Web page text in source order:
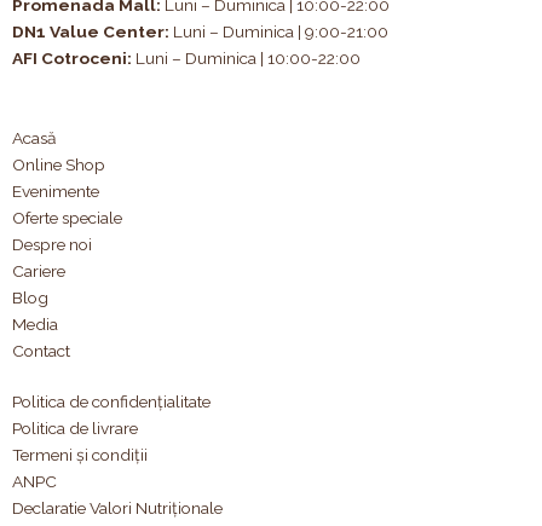
Promenada Mall: Luni – Duminica | 10:00-22:00
DN1 Value Center: Luni – Duminica | 9:00-21:00
AFI Cotroceni: Luni – Duminica | 10:00-22:00
Acasă
Online Shop
Evenimente
Oferte speciale
Despre noi
Cariere
Blog
Media
Contact
Politica de confidențialitate
Politica de livrare
Termeni și condiții
ANPC
Declaratie Valori Nutriționale